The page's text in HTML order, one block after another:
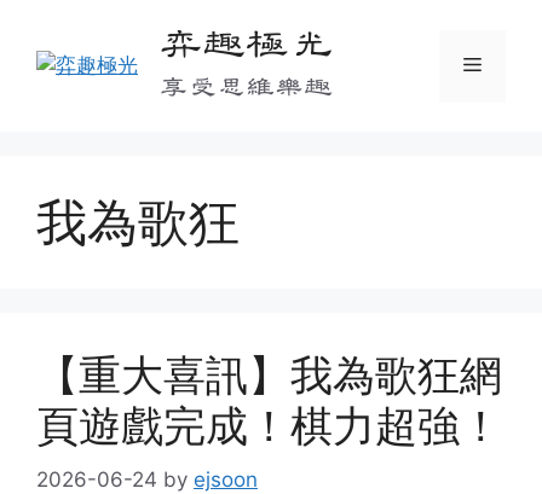
content
弈趣極光
享受思維樂趣
Menu
我為歌狂
【重大喜訊】我為歌狂網
頁遊戲完成！棋力超強！
2026-06-24 by ejsoon